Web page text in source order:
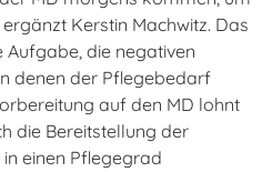
Kerstin Machwitz. Das
die negativen
denen der Pflegebedarf
auf den MD lohnt
die Bereitstellung der
einen Pflegegrad